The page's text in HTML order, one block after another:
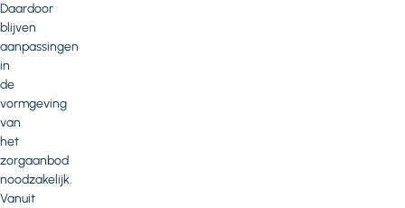
Daardoor
blijven
aanpassingen
in
de
vormgeving
van
het
zorgaanbod
noodzakelijk.
Vanuit